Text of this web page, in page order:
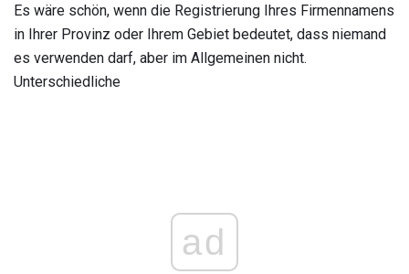
Es wäre schön, wenn die Registrierung Ihres Firmennamens
in Ihrer Provinz oder Ihrem Gebiet bedeutet, dass niemand
es verwenden darf, aber im Allgemeinen nicht.
Unterschiedliche
ad